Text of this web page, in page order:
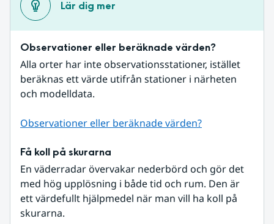
Lär dig mer
Observationer eller beräknade värden?
Alla orter har inte observationsstationer, istället
beräknas ett värde utifrån stationer i närheten
och modelldata.
Observationer eller beräknade värden?
Få koll på skurarna
En väderradar övervakar nederbörd och gör det
med hög upplösning i både tid och rum. Den är
ett värdefullt hjälpmedel när man vill ha koll på
skurarna.